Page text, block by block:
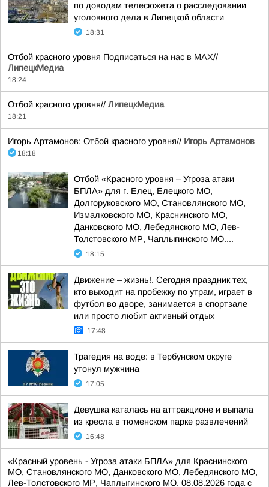
по доводам телесюжета о расследовании
уголовного дела в Липецкой области
18:31
Отбой красного уровня Подписаться на нас в МАХ//
ЛипецкМедиа
18:24
Отбой красного уровня// ЛипецкМедиа
18:21
Игорь Артамонов: Отбой красного уровня// Игорь Артамонов
18:18
Отбой «Красного уровня – Угроза атаки
БПЛА» для г. Елец, Елецкого МО,
Долгоруковского МО, Становлянского МО,
Измалковского МО, Краснинского МО,
Данковского МО, Лебедянского МО, Лев-
Толстовского МР, Чаплыгинского МО....
18:15
Движение – жизнь!. Сегодня праздник тех,
кто выходит на пробежку по утрам, играет в
футбол во дворе, занимается в спортзале
или просто любит активный отдых
17:48
Трагедия на воде: в Тербунском округе
утонул мужчина
17:05
Девушка каталась на аттракционе и выпала
из кресла в тюменском парке развлечений
16:48
«Красный уровень - Угроза атаки БПЛА» для Краснинского
МО, Становлянского МО, Данковского МО, Лебедянского МО,
Лев-Толстовского МР, Чаплыгинского МО. 08.08.2026 года с